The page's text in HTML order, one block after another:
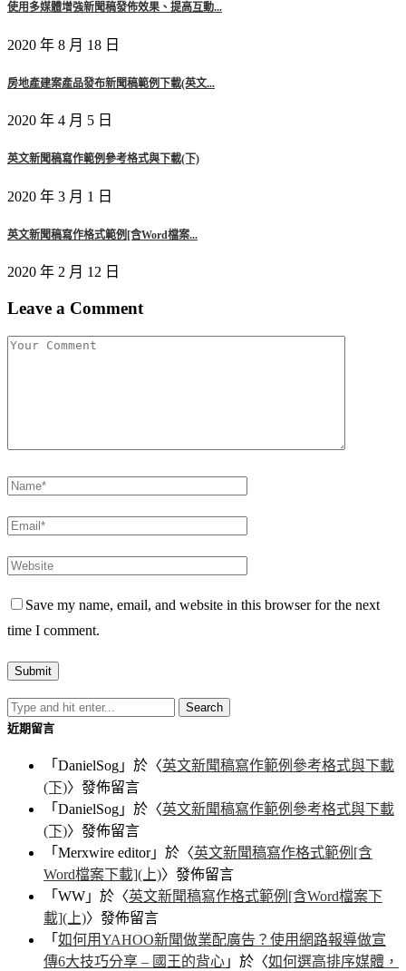
使用多媒體增強新聞稿發佈效果、提高互動...
2020 年 8 月 18 日
房地產建案產品發布新聞稿範例下載(英文...
2020 年 4 月 5 日
英文新聞稿寫作範例參考格式與下載(下)
2020 年 3 月 1 日
英文新聞稿寫作格式範例[含Word檔案...
2020 年 2 月 12 日
Leave a Comment
Save my name, email, and website in this browser for the next
time I comment.
近期留言
「 DanielSog 」於〈英文新聞稿寫作範例參考格式與下載
(下)〉發佈留言
「 DanielSog 」於〈英文新聞稿寫作範例參考格式與下載
(下)〉發佈留言
「 Merxwire editor」於〈英文新聞稿寫作格式範例[含
Word檔案下載](上)〉發佈留言
「 WW 」於〈英文新聞稿寫作格式範例[含Word檔案下
載](上)〉發佈留言
「 如何用YAHOO新聞做業配廣告？使用網路報導做宣
傳6大技巧分享 – 國王的背心 」於〈如何選高排序媒體，